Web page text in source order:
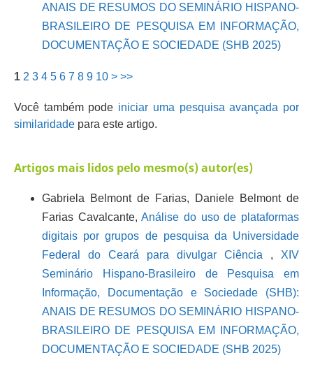
ANAIS DE RESUMOS DO SEMINÁRIO HISPANO-
BRASILEIRO DE PESQUISA EM INFORMAÇÃO,
DOCUMENTAÇÃO E SOCIEDADE (SHB 2025)
1 2 3 4 5 6 7 8 9 10 > >>
Você também pode iniciar uma pesquisa avançada por
similaridadepara este artigo.
Artigos mais lidos pelo mesmo(s) autor(es)
Gabriela Belmont de Farias, Daniele Belmont de
Farias Cavalcante,Análise do uso de plataformas
digitais por grupos de pesquisa da Universidade
Federal do Ceará para divulgar Ciência , XIV
Seminário Hispano-Brasileiro de Pesquisa em
Informação, Documentação e Sociedade (SHB):
ANAIS DE RESUMOS DO SEMINÁRIO HISPANO-
BRASILEIRO DE PESQUISA EM INFORMAÇÃO,
DOCUMENTAÇÃO E SOCIEDADE (SHB 2025)